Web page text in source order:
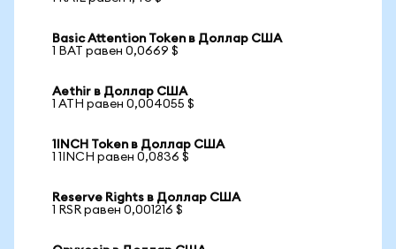
Basic Attention Token в Доллар США
1 BAT равен 0,0669 $
Aethir в Доллар США
1 ATH равен 0,004055 $
1INCH Token в Доллар США
1 1INCH равен 0,0836 $
Reserve Rights в Доллар США
1 RSR равен 0,001216 $